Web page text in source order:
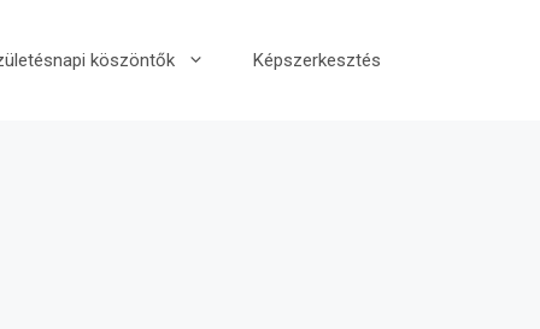
köszöntők Képszerkesztés